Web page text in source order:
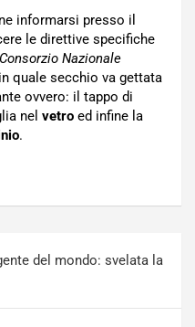
informarsi presso il
le direttive specifiche
Consorzio Nazionale
quale secchio va gettata
ovvero: il tappo di
nel vetro ed infine la
.
del mondo: svelata la